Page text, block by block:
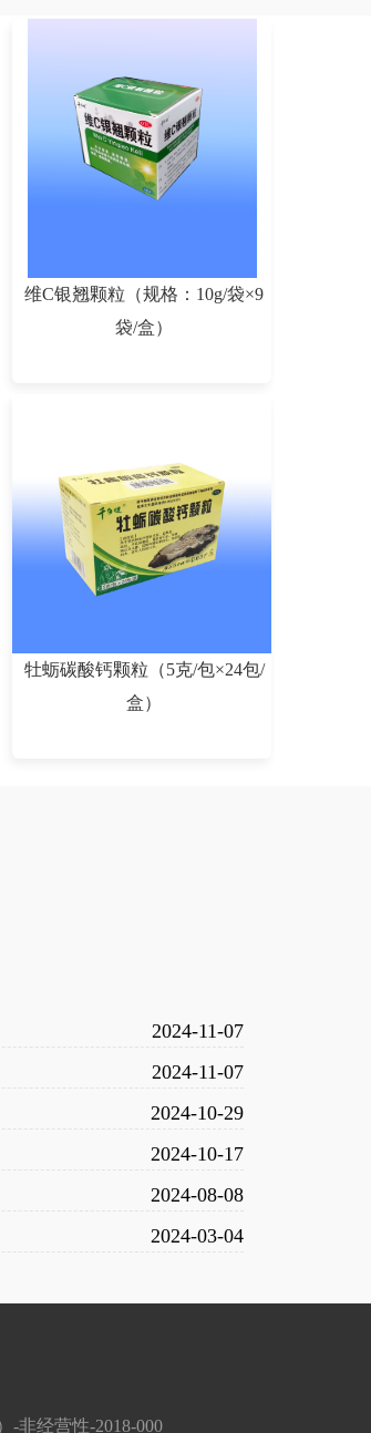
维C银翘颗粒（规格：10g/袋×9
袋/盒）
牡蛎碳酸钙颗粒（5克/包×24包/
盒）
2024-11-07
2024-11-07
2024-10-29
2024-10-17
2024-08-08
2024-03-04
-非经营性-2018-000